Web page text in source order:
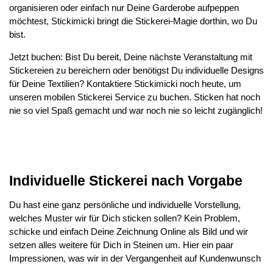
organisieren oder einfach nur Deine Garderobe aufpeppen
möchtest, Stickimicki bringt die Stickerei-Magie dorthin, wo Du
bist.
Jetzt buchen: Bist Du bereit, Deine nächste Veranstaltung mit
Stickereien zu bereichern oder benötigst Du individuelle Designs
für Deine Textilien? Kontaktiere Stickimicki noch heute, um
unseren mobilen Stickerei Service zu buchen. Sticken hat noch
nie so viel Spaß gemacht und war noch nie so leicht zugänglich!
Individuelle Stickerei nach Vorgabe
Du hast eine ganz persönliche und individuelle Vorstellung,
welches Muster wir für Dich sticken sollen? Kein Problem,
schicke und einfach Deine Zeichnung Online als Bild und wir
setzen alles weitere für Dich in Steinen um. Hier ein paar
Impressionen, was wir in der Vergangenheit auf Kundenwunsch